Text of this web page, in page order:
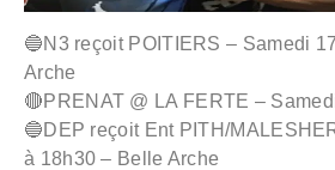
🔵N3 reçoit POITIERS – Samedi
Arche
🔴PRENAT @ LA FERTE –
🔵DEP reçoit Ent PITH/
à 18h30 – Belle Arche